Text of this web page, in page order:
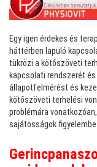
Egy igen érdekes és
háttérben lapuló
tükrözi a kötőszöveti
kapcsolati rendszerét
állapotfelmérést és
kötőszöveti terhelési
problémára
sajátosságok figyelembe